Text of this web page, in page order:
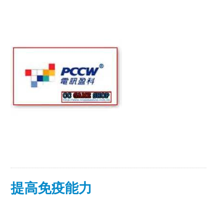
提高免疫能力